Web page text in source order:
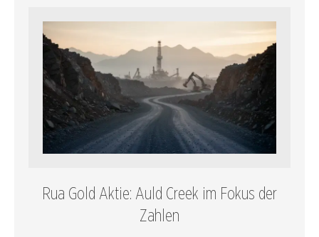
Rua Gold Aktie: Auld Creek im Fokus der
Zahlen